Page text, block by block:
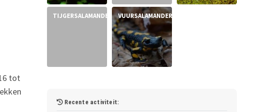
tot
TIJGERSALAMANDER VUURSALAMANDER
Recente activiteit: